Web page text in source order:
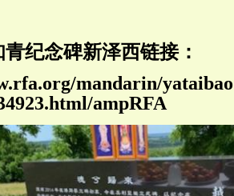
纪念碑新泽西链接：
mandarin/
ampRFA